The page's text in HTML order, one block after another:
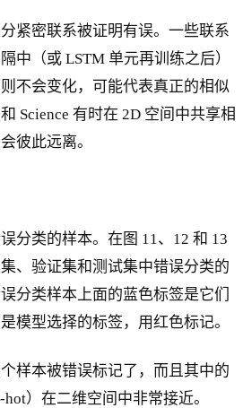
紧密联系被证明有误。一些联系
中（或 LSTM 单元再训练之后）
不会变化，可能代表真正的相似
Science 有时在 2D 空间中共享相
彼此远离。
分类的样本。在图 11、12 和 13
、验证集和测试集中错误分类的
分类样本上面的蓝色标签是它们
模型选择的标签，用红色标记。
样本被错误标记了，而且其中的
）在二维空间中非常接近。